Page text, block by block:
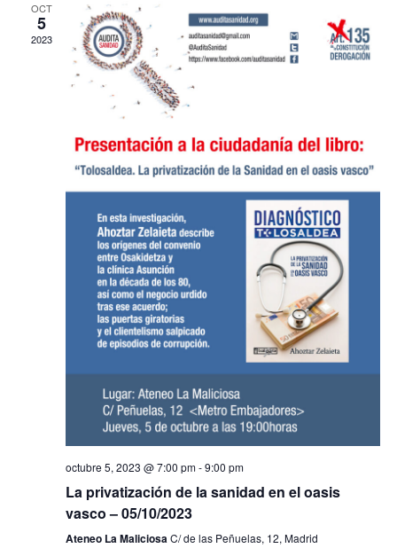
Eventos
OCT
5
2023
octubre 5, 2023 @ 7:00 pm-9:00 pm
La privatización de la sanidad en el oasis
vasco – 05/10/2023
Ateneo La MaliciosaC/ de las Peñuelas, 12, Madrid